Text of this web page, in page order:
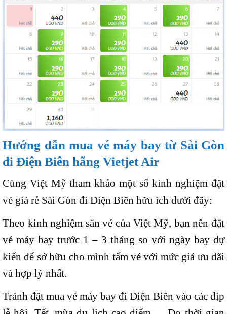
Hướng dẫn mua vé máy bay từ Sài Gòn
đi Điện Biên hãng Vietjet Air
Cùng Việt Mỹ tham khảo một số kinh nghiệm đặt
vé giá rẻ Sài Gòn đi Điện Biên hữu ích dưới đây:
Theo kinh nghiệm săn vé của Việt Mỹ, bạn nên đặt
vé máy bay trước 1 – 3 tháng so với ngày bay dự
kiến để sở hữu cho mình tấm vé với mức giá ưu đãi
và hợp lý nhất.
Tránh đặt mua vé máy bay đi Điện Biên vào các dịp